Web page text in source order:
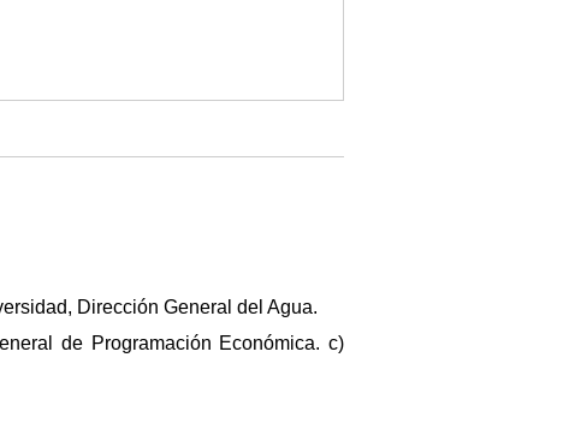
Dirección General del Agua.
de Programación Económica. c)